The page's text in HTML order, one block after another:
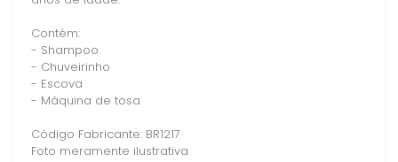
Contém:
- Shampoo
- Chuveirinho
- Escova
- Máquina de tosa
Código Fabricante: BR1217
Foto meramente ilustrativa